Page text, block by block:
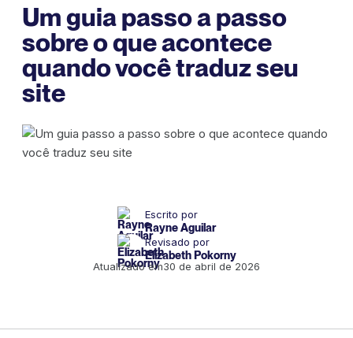
Um guia passo a passo
sobre o que acontece
quando você traduz seu
site
Escrito por
Rayne Aguilar
Revisado por
Elizabeth Pokorny
Atualizado em30 de abril de 2026